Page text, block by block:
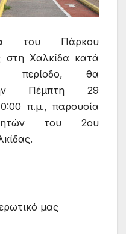
του Πάρκου
στη Χαλκίδα κατά
περίοδο, θα
την Πέμπτη 29
π.μ., παρουσία
του 2ου
μας